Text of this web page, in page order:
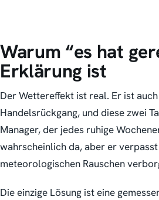
Warum “es hat
Erklärung ist
Der Wettereffekt ist real. Er ist
Handelsrückgang, und diese zwei
Manager, der jedes ruhige
wahrscheinlich da, aber er
meteorologischen Rauschen
Die einzige Lösung ist eine